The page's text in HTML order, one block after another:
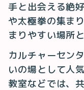
手と出会える絶
や太極拳の集ま
まりやすい場所
カルチャーセン
いの場として人
教室などでは、